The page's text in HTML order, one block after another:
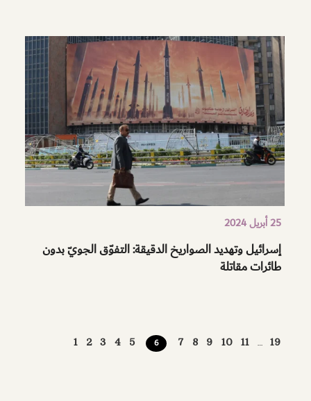
25 أبريل 2024
إسرائيل وتهديد الصواريخ الدقيقة: التفوّق الجويّ بدون
طائرات مقاتلة
POSTS
1 2 3 4 5 6 7 8 9 10 11 … 19